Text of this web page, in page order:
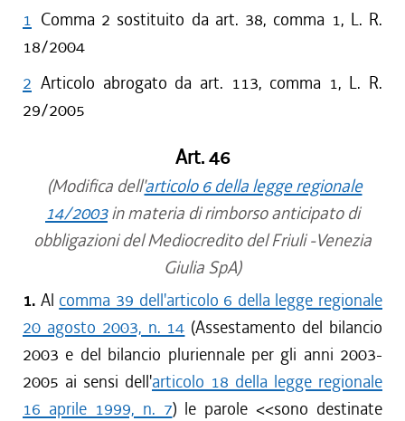
1 Comma 2 sostituito da art. 38, comma 1, L. R.
18/2004
2 Articolo abrogato da art. 113, comma 1, L. R.
29/2005
Art. 46
(Modifica dell'articolo 6 della legge regionale
14/2003in materia di rimborso anticipato di
obbligazioni del Mediocredito del Friuli -Venezia
Giulia SpA)
1. Al comma 39 dell'articolo 6 della legge regionale
20 agosto 2003, n. 14 (Assestamento del bilancio
2003 e del bilancio pluriennale per gli anni 2003-
2005 ai sensi dell'articolo 18 della legge regionale
16 aprile 1999, n. 7) le parole <<sono destinate